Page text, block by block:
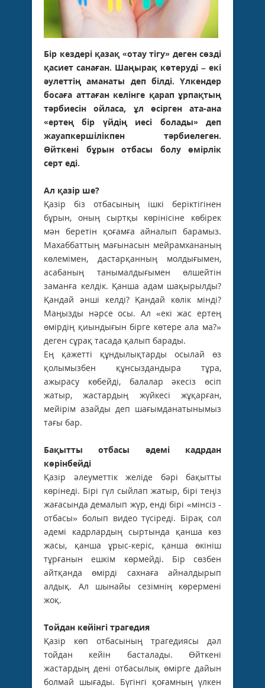
Бір кездері қазақ «отау тігу» деген сөзді
қасиет санаған. Шаңырақ көтеруді – екі
әулеттің аманаты деп білді. Үлкендер
босаға аттаған келінге қарап ұрпақтың
тәрбиесін ойласа, ұл өсірген ата-ана
«ертең бір үйдің иесі болады» деп
жауапкершілікпен тәрбиелеген.
Өйткені бұрын отбасы болу өмірлік
серт еді.
Ал қазір ше?
Қазір біз отбасының ішкі беріктігінен
бұрын, оның сыртқы көрінісіне көбірек
мән беретін қоғамға айналып барамыз.
Махаббаттың мағынасын мейрамхананың
көлемімен, дастарқанның молдығымен,
асабаның танымалдығымен өлшейтін
заманға келдік. Қанша адам шақырылды?
Қандай әнші келді? Қандай көлік мінді?
Маңызды нәрсе осы. Ал «екі жас ертең
өмірдің қиындығын бірге көтере ала ма?»
деген сұрақ тасада қалып барады.
Ең қажетті құндылықтарды осылай өз
қолымызбен құнсыздандыра тұра,
ажырасу көбейді, балалар әкесіз өсіп
жатыр, жастардың жүйкесі жұқарған,
мейірім азайды деп шағымданатынымыз
тағы бар.
Бақытты отбасы әдемі кадрдан
көрінбейді
Қазір әлеуметтік желіде бәрі бақытты
көрінеді. Бірі гүл сыйлап жатыр, бірі теңіз
жағасында демалып жүр, енді бірі «мінсіз ­
отбасы» болып видео түсіреді. Бірақ сол
әдемі кадрлардың сыртында қанша көз
жасы, қанша ұрыс-керіс, қанша өкініш
тұрғанын ешкім көрмейді. Бір сөзбен
айтқанда өмірді сахнаға айналдырып
алдық. Ал шынайы сезімнің көрермені
жоқ.
Тойдан кейінгі трагедия
Қазір көп отбасының трагедиясы дәл
тойдан кейін басталады. Өйткені
жастардың дені отбасылық өмірге дайын
болмай шығады. Бүгінгі қоғамның үлкен